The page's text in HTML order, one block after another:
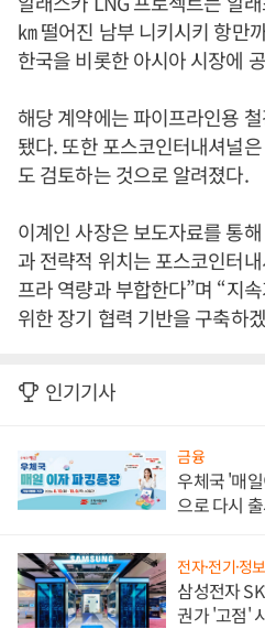
㎞ 떨어진 남부 니키시키 항만
한국을 비롯한 아시아 시장에
해당 계약에는 파이프라인용
됐다. 또한 포스코인터내셔널
도 검토하는 것으로 알려졌다.
이계인 사장은 보도자료를 통
과 전략적 위치는 포스코인터
프라 역량과 부합한다”며 “지
위한 장기 협력 기반을 구축하
인기기사
금융
우체국 '매
으로 다시
전자·전기·정
삼성전자
권가 '고점'